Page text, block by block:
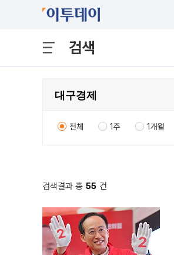
검색
전체 1주 1개월
검색결과 총 55 건